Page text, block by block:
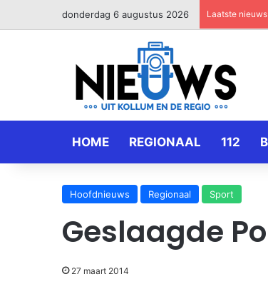
donderdag 6 augustus 2026 Laatste nieuws
HOME REGIONAAL 112
Hoofdnieuws Regionaal Sport
Geslaagde
27 maart 2014